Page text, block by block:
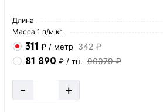
Длина
Масса 1 п/м кг.
311 ₽ / метр 342 ₽
81 890 ₽ / тн. 90079 ₽
- +